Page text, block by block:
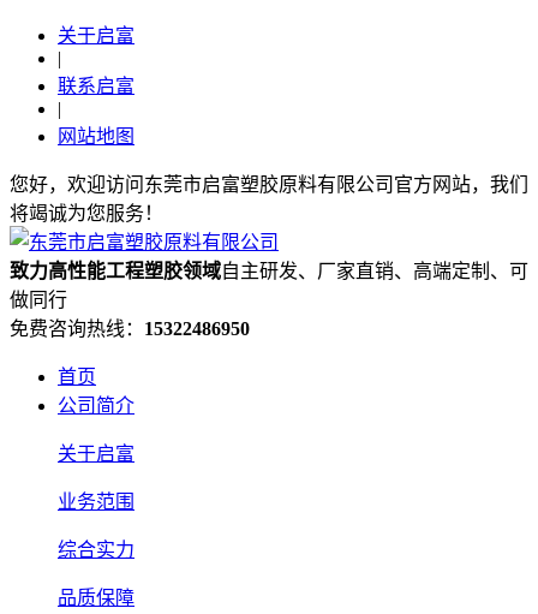
关于启富
|
联系启富
|
网站地图
您好，欢迎访问东莞市启富塑胶原料有限公司官方网站，我们
将竭诚为您服务！
致力高性能工程塑胶领域自主研发、厂家直销、高端定制、可
做同行
免费咨询热线： 15322486950
首页
公司简介
关于启富
业务范围
综合实力
品质保障